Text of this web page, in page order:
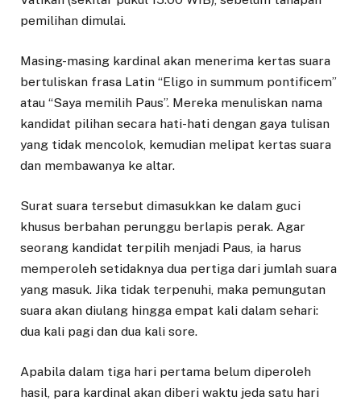
pemilihan dimulai.
Masing-masing kardinal akan menerima kertas suara
bertuliskan frasa Latin “Eligo in summum pontificem”
atau “Saya memilih Paus”. Mereka menuliskan nama
kandidat pilihan secara hati-hati dengan gaya tulisan
yang tidak mencolok, kemudian melipat kertas suara
dan membawanya ke altar.
Surat suara tersebut dimasukkan ke dalam guci
khusus berbahan perunggu berlapis perak. Agar
seorang kandidat terpilih menjadi Paus, ia harus
memperoleh setidaknya dua pertiga dari jumlah suara
yang masuk. Jika tidak terpenuhi, maka pemungutan
suara akan diulang hingga empat kali dalam sehari:
dua kali pagi dan dua kali sore.
Apabila dalam tiga hari pertama belum diperoleh
hasil, para kardinal akan diberi waktu jeda satu hari